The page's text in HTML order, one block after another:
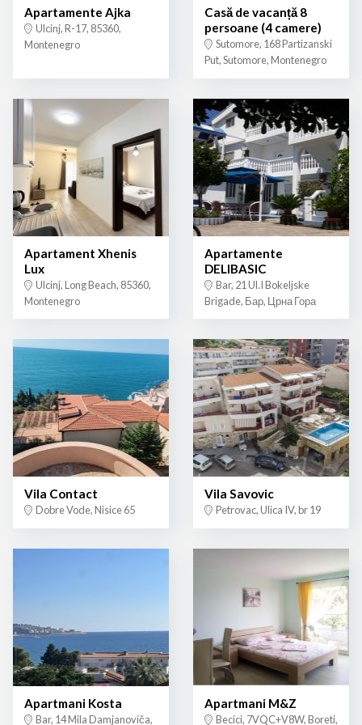
Apartamente Ajka
Ulcinj, R-17, 85360,
Montenegro
Casă de vacanță 8
persoane (4 camere)
Sutomore, 168 Partizanski
Put, Sutomore, Montenegro
Apartament Xhenis
Lux
Ulcinj, Long Beach, 85360,
Montenegro
Apartamente
DELIBASIC
Bar, 21 Ul.I Bokeljske
Brigade, Бар, Црна Гора
Vila Contact
Dobre Vode, Nisice 65
Vila Savovic
Petrovac, Ulica IV, br 19
Apartmani Kosta
Bar, 14 Mila Damjanoviča,
Apartmani M&Z
Becici, 7VQC+V8W, Boreti,